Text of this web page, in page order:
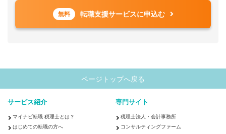
無料 転職支援サービスに申込む
ページトップへ戻る
サービス紹介
マイナビ転職 税理士とは？
はじめての転職の方へ
専門サイト
税理士法人・会計事務所
コンサルティングファーム